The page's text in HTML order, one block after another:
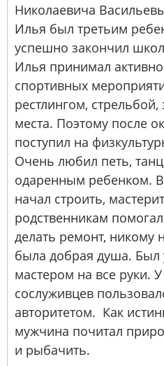
Николаевича
Илья был третьим
успешно закончил
Илья принимал
спортивных
рестлингом,
места. Поэтому после
поступил на
Очень любил петь,
одаренным ребенком.
начал строить,
родственникам
делать ремонт, никому
была добрая душа. Был
мастером на все руки.
сослуживцев
авторитетом. Как
мужчина почитал
и рыбачить.